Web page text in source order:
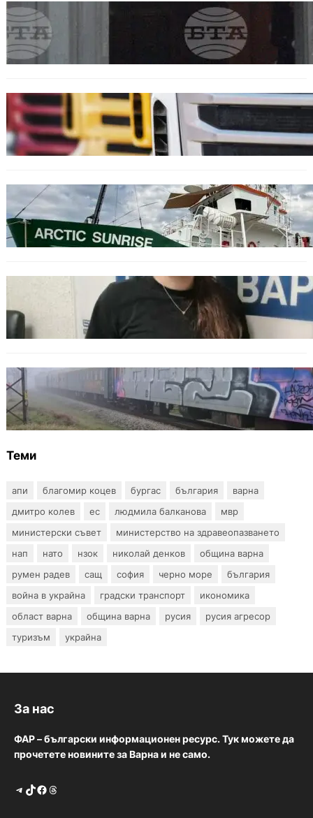
Варна отбелязва 147 години от създаването
на Военноморските сили.
БЪЛГАРИЯ
Нови ограничения за камионите над 12
тона по ключови пътища през август
БЪЛГАРИЯ
Корабът на „Грийнпийс“ пристигна във
Варна с кампания за опазване на Черно
море
ОБЩЕСТВО
Варненска ученичка създаде интерактивна
карта за сигнали за проблеми с боклука
ОБЩЕСТВО
Бързият влак София – Варна блъсна и уби
жена край гара Бутово
Теми
апи благомир коцев бургас българия
варна
дмитро колев
ес людмила балканова
мвр
министерски съвет
министерство на здравеопазването
нап
нато нзок николай денков
община варна
румен радев
сащ софия черно море
българия
война в украйна
градски транспорт
икономика
област варна
община варна русия
русия агресор
туризъм
украйна
За нас
ФАР – български информационен ресурс. Тук можете да
прочетете новините за Варна и не само.
Telegram TikTok Facebook Threads